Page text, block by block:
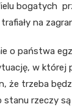
bogatych
na
o państwa
w której
że trzeba
stanu rzeczy